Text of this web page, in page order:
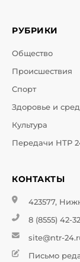
РУБРИКИ
Общество
Происшествия
Спорт
Здоровье и
Культура
Передачи НТР
КОНТАКТЫ
423577,
8 (8555) 42-
site@ntr-
Письмо